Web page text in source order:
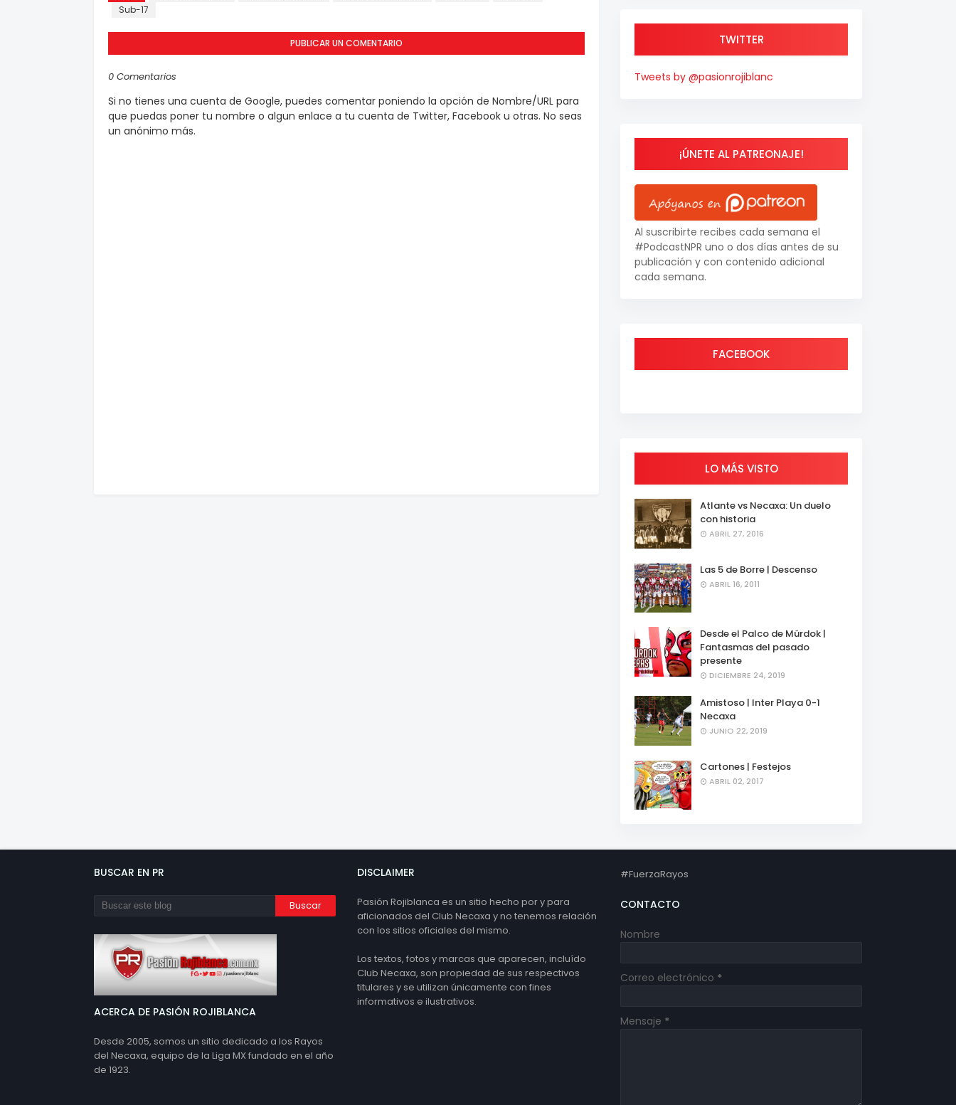
Sub-17
PUBLICAR UN COMENTARIO
0 Comentarios
Si no tienes una cuenta de Google, puedes comentar poniendo la opción de Nombre/URL para
que puedas poner tu nombre o algun enlace a tu cuenta de Twitter, Facebook u otras. No seas
un anónimo más.
TWITTER
Tweets by @pasionrojiblanc
¡ÚNETE AL PATREONAJE!
Al suscribirte recibes cada semana el
#PodcastNPR uno o dos días antes de su
publicación y con contenido adicional
cada semana.
FACEBOOK
LO MÁS VISTO
Atlante vs Necaxa: Un duelo
con historia
ABRIL 27, 2016
Las 5 de Borre | Descenso
ABRIL 16, 2011
Desde el Palco de Mürdok |
Fantasmas del pasado
presente
DICIEMBRE 24, 2019
Amistoso | Inter Playa 0-1
Necaxa
JUNIO 22, 2019
Cartones | Festejos
ABRIL 02, 2017
BUSCAR EN PR
ACERCA DE PASIÓN ROJIBLANCA
Desde 2005, somos un sitio dedicado a los Rayos
del Necaxa, equipo de la Liga MX fundado en el año
de 1923.
DISCLAIMER
Pasión Rojiblanca es un sitio hecho por y para
aficionados del Club Necaxa y no tenemos relación
con los sitios oficiales del mismo.
Los textos, fotos y marcas que aparecen, incluído
Club Necaxa, son propiedad de sus respectivos
titulares y se utilizan únicamente con fines
informativos e ilustrativos.
#FuerzaRayos
CONTACTO
Nombre
Correo electrónico *
Mensaje *